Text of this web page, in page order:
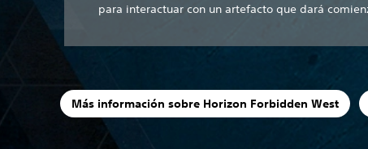
para interactuar con un artefacto que dará
Más información sobre Horizon Forbidden West